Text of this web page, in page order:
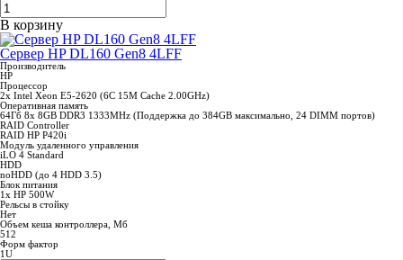
В корзину
Сервер HP DL160 Gen8 4LFF
Производитель
HP
Процессор
2x Intel Xeon E5-2620 (6C 15M Cache 2.00GHz)
Оперативная память
64Гб 8x 8GB DDR3 1333MHz (Поддержка до 384GB максимально, 24 DIMM портов)
RAID Controller
RAID HP P420i
Модуль удаленного управления
iLO 4 Standard
HDD
noHDD (до 4 HDD 3.5)
Блок питания
1x HP 500W
Рельсы в стойку
Нет
Объем кеша контроллера, Мб
512
Форм фактор
1U